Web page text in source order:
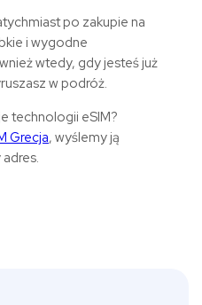
po zakupie na
i wygodne
wtedy, gdy jesteś już
w podróż.
technologii eSIM?
Grecja, wyślemy ją